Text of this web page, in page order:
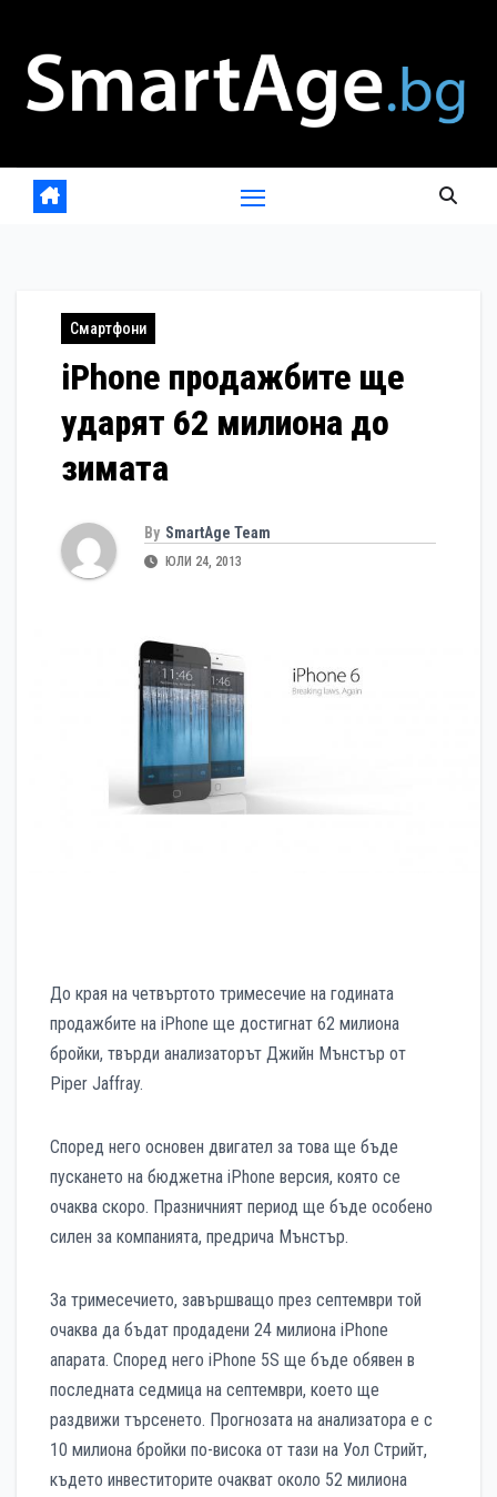
content
Смартфони
iPhone продажбите ще
ударят 62 милиона до
зимата
By SmartAge Team
ЮЛИ 24, 2013
До края на четвъртото тримесечие на годината
продажбите на iPhone ще достигнат 62 милиона
бройки, твърди анализаторът Джийн Мънстър от
Piper Jaffray.
Според него основен двигател за това ще бъде
пускането на бюджетна iPhone версия, която се
очаква скоро. Празничният период ще бъде особено
силен за компанията, предрича Мънстър.
За тримесечието, завършващо през септември той
очаква да бъдат продадени 24 милиона iPhone
апарата. Според него iPhone 5S ще бъде обявен в
последната седмица на септември, което ще
раздвижи търсенето. Прогнозата на анализатора е с
10 милиона бройки по-висока от тази на Уол Стрийт,
където инвеститорите очакват около 52 милиона